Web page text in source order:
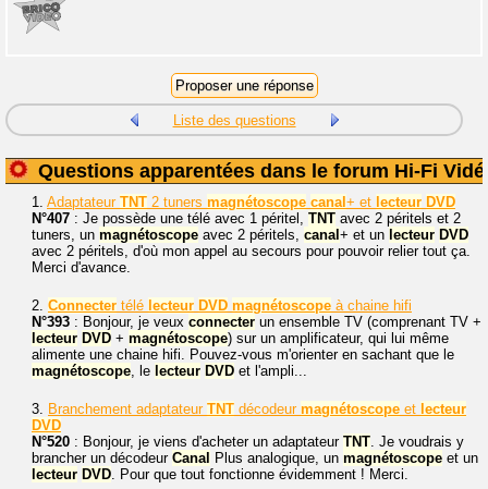
Liste des questions
Questions apparentées dans le forum Hi-Fi
1. Adaptateur TNT 2 tuners magnétoscope canal + et lecteur DVD
N°407 : Je possède une télé avec 1 péritel, TNT avec 2 péritels et 2
tuners, un magnétoscope avec 2 péritels, canal + et un lecteur DVD
avec 2 péritels, d'où mon appel au secours pour pouvoir relier tout ça.
Merci d'avance.
2. Connecter télé lecteur DVD magnétoscope à chaine hifi
N°393 : Bonjour, je veux connecter un ensemble TV (comprenant TV +
lecteur DVD + magnétoscope) sur un amplificateur, qui lui même
alimente une chaine hifi. Pouvez-vous m'orienter en sachant que le
magnétoscope, le lecteur DVD et l'ampli...
3. Branchement adaptateur TNT décodeur magnétoscope et lecteur
DVD
N°520 : Bonjour, je viens d'acheter un adaptateur TNT. Je voudrais y
brancher un décodeur Canal Plus analogique, un magnétoscope et un
lecteur DVD. Pour que tout fonctionne évidemment ! Merci.